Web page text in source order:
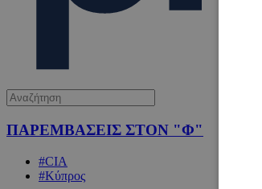
ΠΑΡΕΜΒΑΣΕΙΣ ΣΤΟΝ "Φ"
#CIA
#Κύπρος